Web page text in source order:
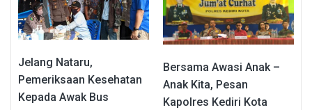
Jelang Nataru,
Pemeriksaan Kesehatan
Kepada Awak Bus
Bersama Awasi Anak –
Anak Kita, Pesan
Kapolres Kediri Kota